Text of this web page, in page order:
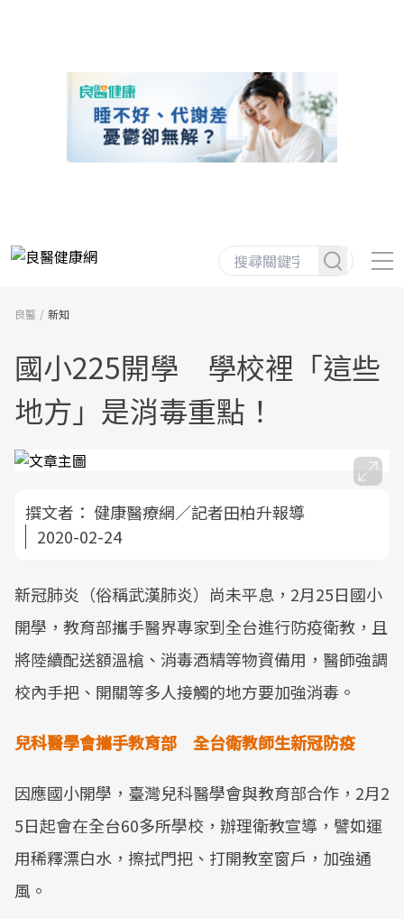
良醫 新知
國小225開學 學校裡「這些
地方」是消毒重點！
撰文者： 健康醫療網／記者田柏升報導
2020-02-24
新冠肺炎（俗稱武漢肺炎）尚未平息，2月25日國小
開學，教育部攜手醫界專家到全台進行防疫衛教，且
將陸續配送額溫槍、消毒酒精等物資備用，醫師強調
校內手把、開關等多人接觸的地方要加強消毒。
兒科醫學會攜手教育部 全台衛教師生新冠防疫
因應國小開學，臺灣兒科醫學會與教育部合作，2月2
5日起會在全台60多所學校，辦理衛教宣導，譬如運
用稀釋漂白水，擦拭門把、打開教室窗戶，加強通
風。